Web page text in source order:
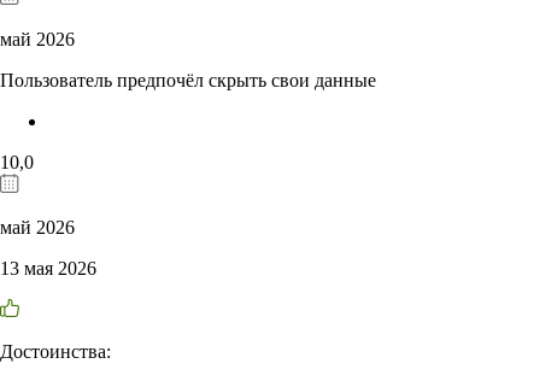
май 2026
Пользователь предпочёл скрыть свои данные
10,0
май 2026
13 мая 2026
Достоинства: